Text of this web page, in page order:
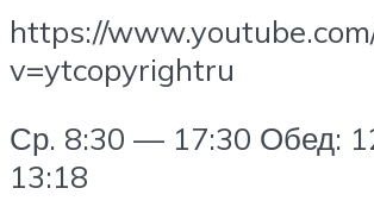
https://
v=ytcopyrightru
Ср. 8:30 — 17:30 Обед:
13:18